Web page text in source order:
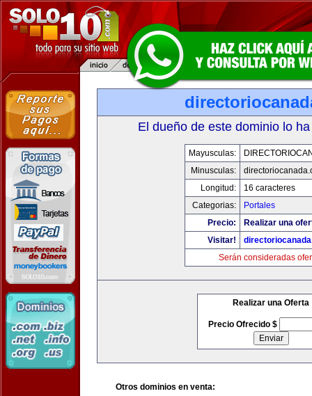
El dueño de este dominio lo
Mayusculas:
Minusculas:
Longitud:
16 caracteres
Categorias:
Portales
Precio:
Realizar una
Visitar!
Serán consideradas
Realizar una Oferta
Precio Ofrecido $
Otros dominios en venta: